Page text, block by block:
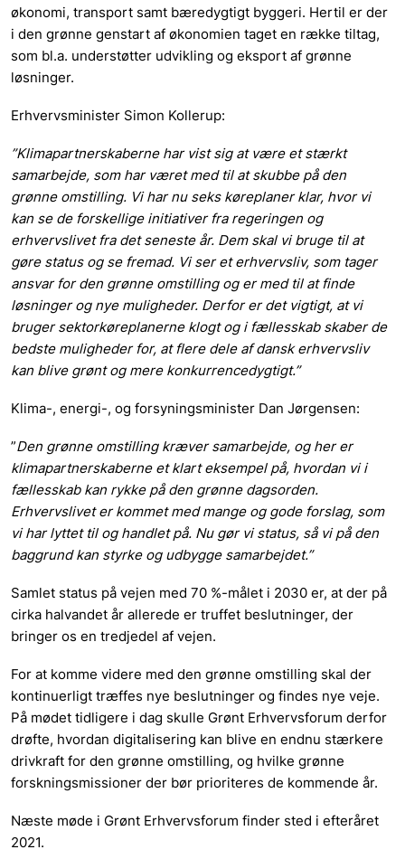
økonomi, transport samt bæredygtigt byggeri. Hertil er der
i den grønne genstart af økonomien taget en række tiltag,
som bl.a. understøtter udvikling og eksport af grønne
løsninger.
Erhvervsminister Simon Kollerup:
”Klimapartnerskaberne har vist sig at være et stærkt
samarbejde, som har været med til at skubbe på den
grønne omstilling. Vi har nu seks køreplaner klar, hvor vi
kan se de forskellige initiativer fra regeringen og
erhvervslivet fra det seneste år. Dem skal vi bruge til at
gøre status og se fremad. Vi ser et erhvervsliv, som tager
ansvar for den grønne omstilling og er med til at finde
løsninger og nye muligheder. Derfor er det vigtigt, at vi
bruger sektorkøreplanerne klogt og i fællesskab skaber de
bedste muligheder for, at flere dele af dansk erhvervsliv
kan blive grønt og mere konkurrencedygtigt.”
Klima-, energi-, og forsyningsminister Dan Jørgensen:
”Den grønne omstilling kræver samarbejde, og her er
klimapartnerskaberne et klart eksempel på, hvordan vi i
fællesskab kan rykke på den grønne dagsorden.
Erhvervslivet er kommet med mange og gode forslag, som
vi har lyttet til og handlet på. Nu gør vi status, så vi på den
baggrund kan styrke og udbygge samarbejdet.”
Samlet status på vejen med 70 %-målet i 2030 er, at der på
cirka halvandet år allerede er truffet beslutninger, der
bringer os en tredjedel af vejen.
For at komme videre med den grønne omstilling skal der
kontinuerligt træffes nye beslutninger og findes nye veje.
På mødet tidligere i dag skulle Grønt Erhvervsforum derfor
drøfte, hvordan digitalisering kan blive en endnu stærkere
drivkraft for den grønne omstilling, og hvilke grønne
forskningsmissioner der bør prioriteres de kommende år.
Næste møde i Grønt Erhvervsforum finder sted i efteråret
2021.